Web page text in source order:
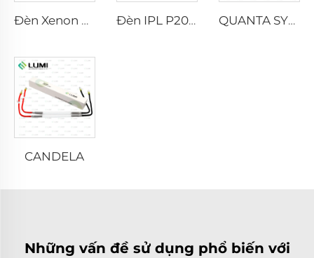
Đèn Xenon Laser L2021-7×65×130 mm Đèn IPL P2021-7×65×130 mm QUANTA SYSTEM
CANDELA
Những vấn đề sử dụng phổ biến với